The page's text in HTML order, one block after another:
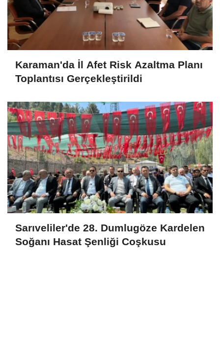
Karaman'da İl Afet Risk Azaltma Planı
Toplantısı Gerçekleştirildi
Sarıveliler'de 28. Dumlugöze Kardelen
Soğanı Hasat Şenliği Coşkusu